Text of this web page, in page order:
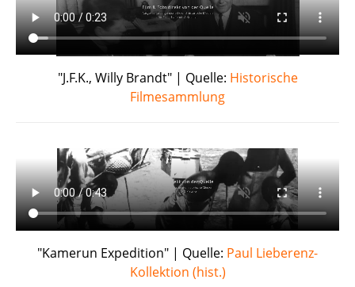
"J.F.K., Willy Brandt" | Quelle: Historische
Filmesammlung
"Kamerun Expedition" | Quelle: Paul Lieberenz-
Kollektion (hist.)